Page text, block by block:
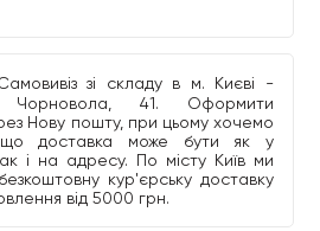
зі складу в м. Києві -
Чорновола, 41. Оформити
Нову пошту, при цьому хочемо
що доставка може бути як у
і на адресу. По місту Київ ми
кур'єрську доставку
від 5000 грн.